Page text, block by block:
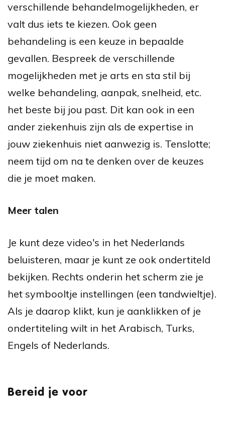
verschillende behandelmogelijkheden, er
valt dus iets te kiezen. Ook geen
behandeling is een keuze in bepaalde
gevallen. Bespreek de verschillende
mogelijkheden met je arts en sta stil bij
welke behandeling, aanpak, snelheid, etc.
het beste bij jou past. Dit kan ook in een
ander ziekenhuis zijn als de expertise in
jouw ziekenhuis niet aanwezig is. Tenslotte;
neem tijd om na te denken over de keuzes
die je moet maken.
Meer talen
Je kunt deze video's in het Nederlands
beluisteren, maar je kunt ze ook ondertiteld
bekijken. Rechts onderin het scherm zie je
het symbooltje instellingen (een tandwieltje).
Als je daarop klikt, kun je aanklikken of je
ondertiteling wilt in het Arabisch, Turks,
Engels of Nederlands.
Bereid je voor